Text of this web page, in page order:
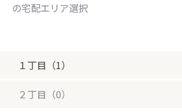
の宅配エリア選択
１丁目（1）
２丁目（0）